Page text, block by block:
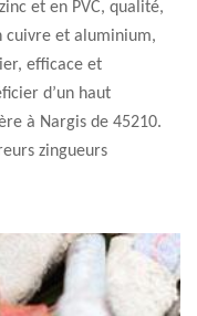
et en PVC, qualité,
cuivre et aluminium,
efficace et
d’un haut
à Nargis de 45210.
zingueurs